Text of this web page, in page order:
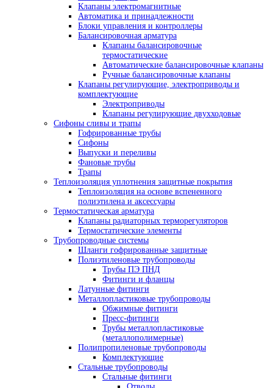
Клапаны электромагнитные
Автоматика и принадлежности
Блоки управления и контроллеры
Балансировочная арматура
Клапаны балансировочные
термостатические
Автоматические балансировочные клапаны
Ручные балансировочные клапаны
Клапаны регулирующие, электроприводы и
комплектующие
Электроприводы
Клапаны регулирующие двухходовые
Сифоны сливы и трапы
Гофрированные трубы
Сифоны
Выпуски и переливы
Фановые трубы
Трапы
Теплоизоляция уплотнения защитные покрытия
Теплоизоляция на основе вспененного
полиэтилена и аксессуары
Термостатическая арматура
Клапаны радиаторных терморегуляторов
Термостатические элементы
Трубопроводные системы
Шланги гофрированные защитные
Полиэтиленовые трубопроводы
Трубы ПЭ ПНД
Фитинги и фланцы
Латунные фитинги
Металлопластиковые трубопроводы
Обжимные фитинги
Пресс-фитинги
Трубы металлопластиковые
(металлополимерные)
Полипропиленовые трубопроводы
Комплектующие
Стальные трубопроводы
Стальные фитинги